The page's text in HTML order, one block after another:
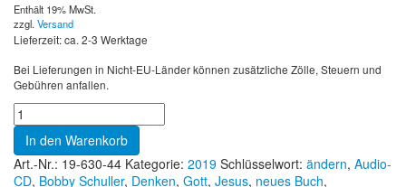
Enthält 19% MwSt.
zzgl. Versand
Lieferzeit: ca. 2-3 Werktage
Bei Lieferungen in Nicht-EU-Länder können zusätzliche Zölle, Steuern und
Gebühren anfallen.
In den Warenkorb
Art.-Nr.: 19-630-44 Kategorie: 2019 Schlüsselwort: ändern, Audio-
CD, Bobby Schuller, Denken, Gott, Jesus, neues Buch,